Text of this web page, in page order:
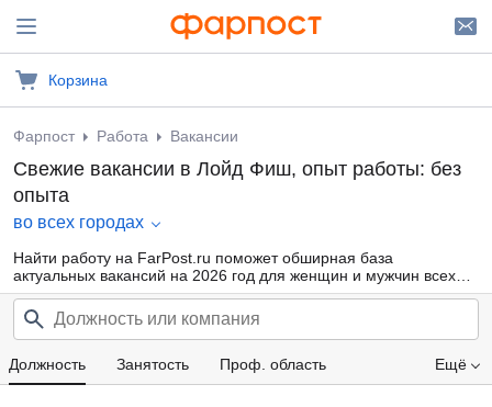
Корзина
Фарпост Работа Вакансии
Свежие вакансии в Лойд Фиш, опыт работы: без
опыта
во всех городах
Найти работу на FarPost.ru поможет обширная база
актуальных вакансий на 2026 год для женщин и мужчин всех
возрастов от прямых работодателей и кадровых агентств.
Воспользуйтесь удобной фильтрацией по профессиональным
областям, должности, типу занятости и другим параметрам или
внутренним поиском по сайту — так намного проще найти то,
что подходит именно Вам.
Ещё
Должность Занятость Проф. область